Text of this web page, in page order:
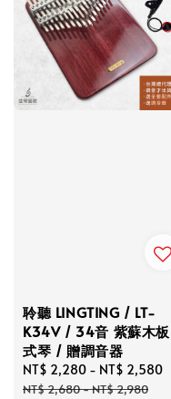
聆聽 LINGTING / LT-
K34V / 34音 紫蘇木板
式琴 / 贈調音器
Sale
price
NT$ 2,280 - NT$ 2,580
NT$ 2,680-NT$ 2,980